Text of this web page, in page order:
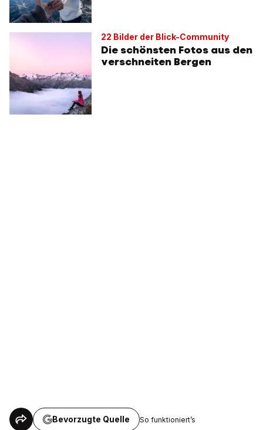
22 Bilder der Blick-Community
Die schönsten Fotos aus den
verschneiten Bergen
Bevorzugte Quelle So funktioniert’s